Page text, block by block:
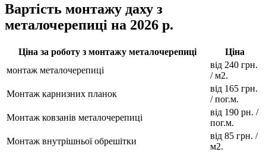
Вартість монтажу даху з
металочерепиці на 2026 р.
Ціна за роботу з монтажу металочерепиці
Ціна
монтаж металочерепиці
від 240 грн.
/ м2.
Монтаж карнизних планок
від 165 грн.
/ пог.м.
Монтаж ковзанів металочерепиці
від 190 рн. /
пог.м.
Монтаж внутрішньої обрешітки
від 85 грн. /
м2.